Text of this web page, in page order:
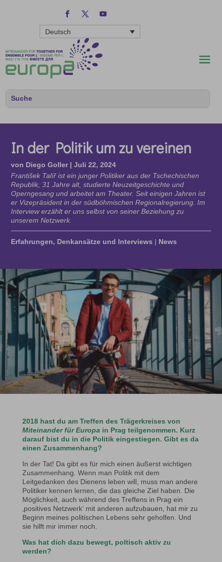
Deutsch
In der Politik um zu vereinen
von Diego Goller|Juli 22, 2024
František Talíř ist ein junger Politiker aus der Tschechischen
Republik, 31 Jahre alt, studierte Neuzeitgeschichte und
Operngesang und arbeitet am Theater. Seit einigen Jahren ist
er Vizepräsident in der südböhmischen Regionalregierung. Im
Interview erzählt er uns selbst von seiner Beziehung zu
unserem Netzwerk.
Erfahrungen, Denkansätze und Interviews | News
2018 hast du am Treffen des Trägerkreises von
Miteinander für Europa in Prag teilgenommen. Kurz
darauf bist du in die Politik eingestiegen. Gibt es da
einen Zusammenhang?
In der Tat! Da gibt es für mich einen äußerst wichtigen
Zusammenhang. Wenn man Politik mit dem
Leitgedanken des Dienens leben will, muss man andere
Politiker kennen lernen, die das gleiche Ziel haben. Die
Möglichkeit, auch während des Treffens in Prag ein
‚positives Netzwerk‘ mit anderen aufzubauen, hat mir zu
Beginn meines politischen Lebens sehr geholfen. Und
sie hilft mir immer noch.
Was hat dich dazu bewegt, poltisch aktiv zu
werden?